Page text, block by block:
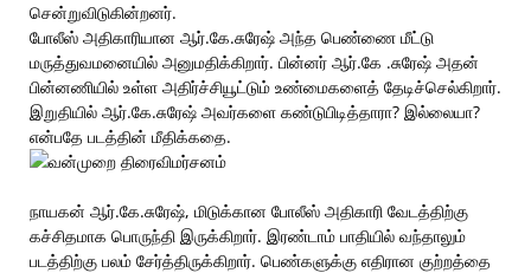
சென்றுவிடுகின்றனர்.
போலீஸ் அதிகாரியான ஆர்.கே.சுரேஷ் அந்த பெண்ணை மீட்டு
மருத்துவமனையில் அனுமதிக்கிறார். பின்னர் ஆர்.கே .சுரேஷ் அதன்
பின்னணியில் உள்ள அதிர்ச்சியூட்டும் உண்மைகளைத் தேடிச்செல்கிறார்.
இறுதியில் ஆர்.கே.சுரேஷ் அவர்களை கண்டுபிடித்தாரா? இல்லையா?
என்பதே படத்தின் மீதிக்கதை.
நாயகன் ஆர்.கே.சுரேஷ், மிடுக்கான போலீஸ் அதிகாரி வேடத்திற்கு
கச்சிதமாக பொருந்தி இருக்கிறார். இரண்டாம் பாதியில் வந்தாலும்
படத்திற்கு பலம் சேர்த்திருக்கிறார். பெண்களுக்கு எதிரான குற்றத்தை